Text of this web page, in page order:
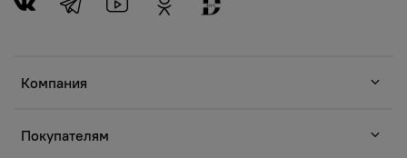
Компания
Покупателям